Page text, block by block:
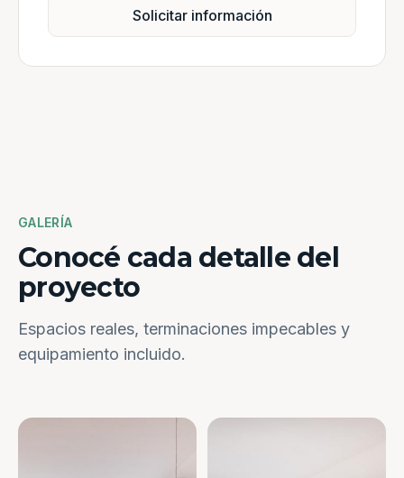
Solicitar información
GALERÍA
Conocé cada detalle del
proyecto
Espacios reales, terminaciones impecables y
equipamiento incluido.